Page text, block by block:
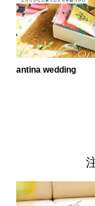
antina wedding